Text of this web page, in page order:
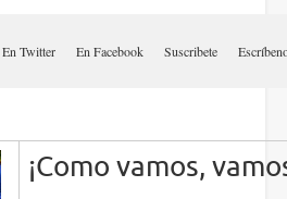
En Twitter En Facebook Suscribete
¡Como vamos,